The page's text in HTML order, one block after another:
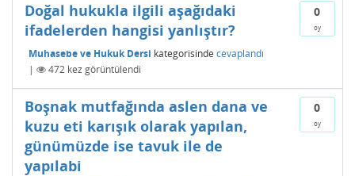
0
oy
Doğal hukukla ilgili aşağıdaki
ifadelerden hangisi yanlıştır?
Muhasebe ve Hukuk Dersi kategorisinde cevaplandı
|
472 kez görüntülendi
0
oy
Boşnak mutfağında aslen dana ve
kuzu eti karışık olarak yapılan,
günümüzde ise tavuk ile de
yapılabi